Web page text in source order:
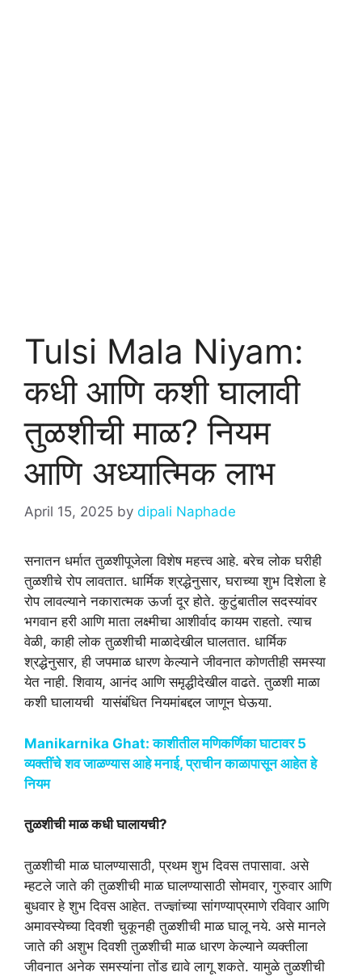
Tulsi Mala Niyam:
कधी आणि कशी घालावी
तुळशीची माळ? नियम
आणि अध्यात्मिक लाभ
April 15, 2025 by dipali Naphade
सनातन धर्मात तुळशीपूजेला विशेष महत्त्व आहे. बरेच लोक घरीही
तुळशीचे रोप लावतात. धार्मिक श्रद्धेनुसार, घराच्या शुभ दिशेला हे
रोप लावल्याने नकारात्मक ऊर्जा दूर होते. कुटुंबातील सदस्यांवर
भगवान हरी आणि माता लक्ष्मीचा आशीर्वाद कायम राहतो. त्याच
वेळी, काही लोक तुळशीची माळादेखील घालतात. धार्मिक
श्रद्धेनुसार, ही जपमाळ धारण केल्याने जीवनात कोणतीही समस्या
येत नाही. शिवाय, आनंद आणि समृद्धीदेखील वाढते. तुळशी माळा
कशी घालायची यासंबंधित नियमांबद्दल जाणून घेऊया.
Manikarnika Ghat: काशीतील मणिकर्णिका घाटावर 5
व्यक्तींचे शव जाळण्यास आहे मनाई, प्राचीन काळापासून आहेत हे
नियम
तुळशीची माळ कधी घालायची?
तुळशीची माळ घालण्यासाठी, प्रथम शुभ दिवस तपासावा. असे
म्हटले जाते की तुळशीची माळ घालण्यासाठी सोमवार, गुरुवार आणि
बुधवार हे शुभ दिवस आहेत. तज्ज्ञांच्या सांगण्याप्रमाणे रविवार आणि
अमावस्येच्या दिवशी चुकूनही तुळशीची माळ घालू नये. असे मानले
जाते की अशुभ दिवशी तुळशीची माळ धारण केल्याने व्यक्तीला
जीवनात अनेक समस्यांना तोंड द्यावे लागू शकते. यामुळे तुळशीची